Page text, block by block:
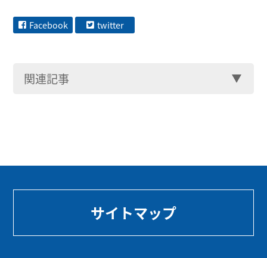
Facebook twitter
関連記事
サイトマップ